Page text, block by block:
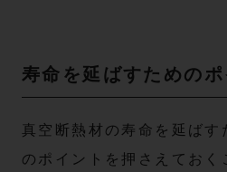
寿命を延ばすためのポ
真空断熱材の寿命を延ばす
のポイントを押さえておく